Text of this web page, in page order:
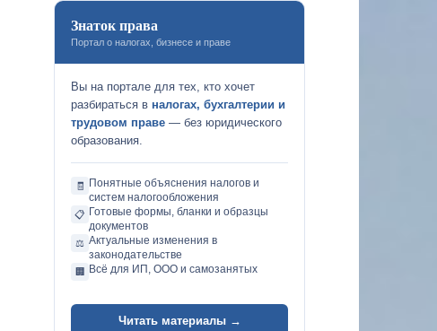
Знаток права
Портал о налогах, бизнесе и праве
Вы на портале для тех, кто хочет
разбираться в налогах, бухгалтерии и
трудовом праве — без юридического
образования.
🧾
Понятные объяснения налогов и
систем налогообложения
📋 Готовые формы, бланки и образцы
документов
⚖️ Актуальные изменения в
законодательстве
🏢 Всё для ИП, ООО и самозанятых
Читать материалы →